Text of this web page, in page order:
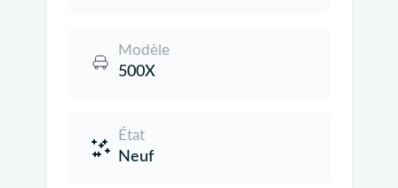
Modèle
500X
État
Neuf